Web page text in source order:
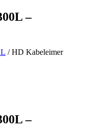
–
/ HD Kabeleimer
–